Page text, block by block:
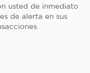
usted de inmediato
de alerta en sus